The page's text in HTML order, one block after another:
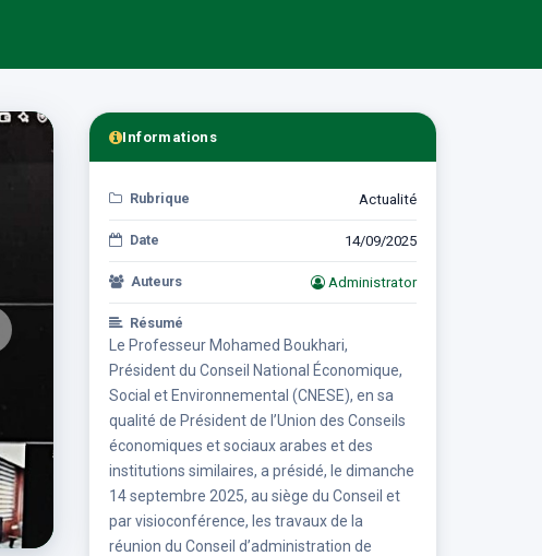
Informations
Rubrique Actualité
Date 14/09/2025
Auteurs Administrator
Résumé
Le Professeur Mohamed Boukhari,
Président du Conseil National Économique,
Social et Environnemental (CNESE), en sa
qualité de Président de l’Union des Conseils
économiques et sociaux arabes et des
institutions similaires, a présidé, le dimanche
14 septembre 2025, au siège du Conseil et
par visioconférence, les travaux de la
réunion du Conseil d’administration de